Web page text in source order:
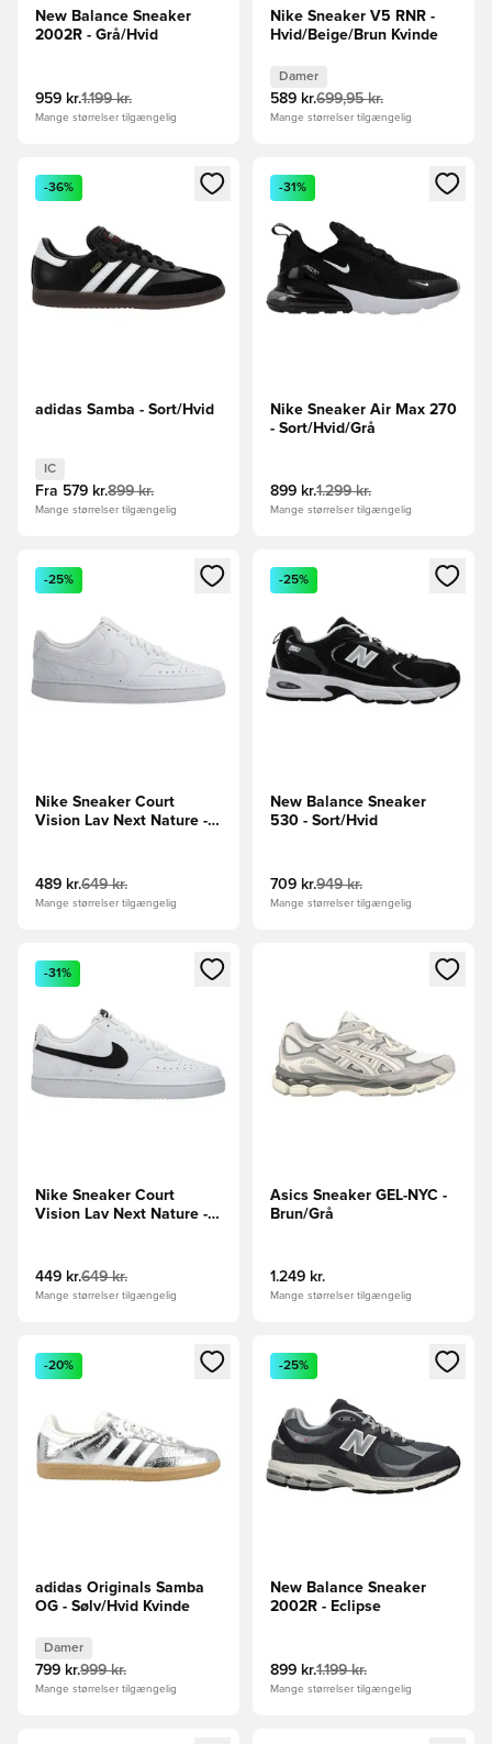
New Balance Sneaker
2002R - Grå/Hvid
959 kr.1.199 kr.
Mange størrelser tilgængelig
Nike Sneaker V5 RNR -
Hvid/Beige/Brun Kvinde
Damer
589 kr.699,95 kr.
Mange størrelser tilgængelig
Åbner en Modal til at logge ind eller tilmelde dig som
-36%
adidas Samba - Sort/Hvid
IC
Fra 579 kr.899 kr.
Mange størrelser tilgængelig
Åbner en Modal til at logge
-31%
Nike Sneaker Air Max 270
- Sort/Hvid/Grå
899 kr.1.299 kr.
Mange størrelser tilgængelig
Åbner en Modal til at logge ind eller tilmelde dig som
-25%
Nike Sneaker Court
Vision Lav Next Nature -
489 kr.649 kr.
Mange størrelser tilgængelig
Åbner en Modal til at logge
-25%
New Balance Sneaker
530 - Sort/Hvid
709 kr.949 kr.
Mange størrelser tilgængelig
Åbner en Modal til at logge ind eller tilmelde dig som
-31%
Nike Sneaker Court
Vision Lav Next Nature -
449 kr.649 kr.
Mange størrelser tilgængelig
Åbner en Modal til at logge
Asics Sneaker GEL-NYC -
Brun/Grå
1.249 kr.
Mange størrelser tilgængelig
Åbner en Modal til at logge ind eller tilmelde dig som
-20%
adidas Originals Samba
OG - Sølv/Hvid Kvinde
Damer
799 kr.999 kr.
Mange størrelser tilgængelig
Åbner en Modal til at logge
-25%
New Balance Sneaker
2002R - Eclipse
899 kr.1.199 kr.
Mange størrelser tilgængelig